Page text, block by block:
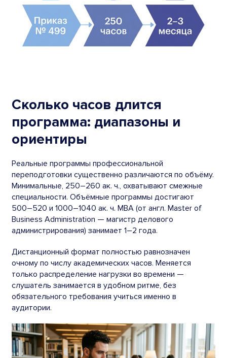
Сколько часов длится
программа: диапазоны и
ориентиры
Реальные программы профессиональной
переподготовки существенно различаются по объёму.
Минимальные, 250–260 ак. ч., охватывают смежные
специальности. Объёмные программы достигают
500–520 и 1000–1040 ак. ч. MBA (от англ. Master of
Business Administration — магистр делового
администрирования) занимает 1–2 года.
Дистанционный формат полностью равнозначен
очному по числу академических часов. Меняется
только распределение нагрузки во времени —
слушатель занимается в удобном ритме, без
обязательного требования учиться именно в
аудитории.